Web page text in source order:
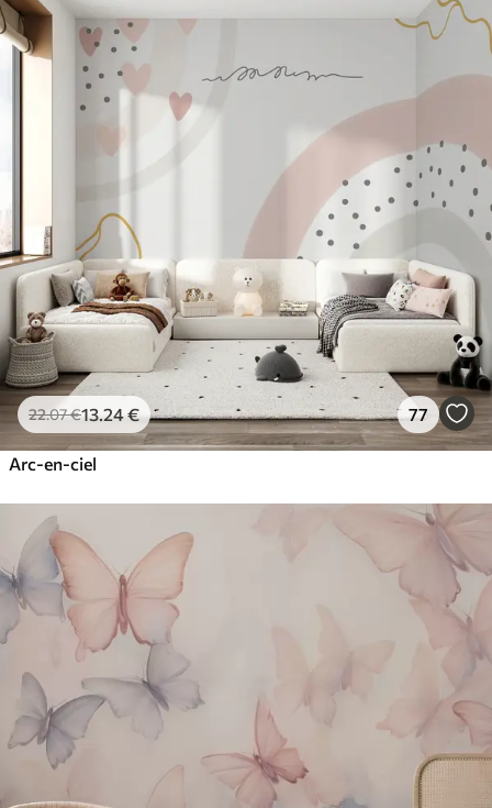
22.07€13.24€ 77
Arc-en-ciel